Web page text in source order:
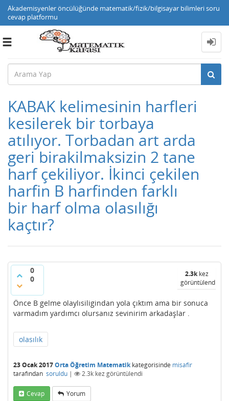
Akademisyenler öncülüğünde matematik/fizik/bilgisayar bilimleri soru
cevap platformu
Toggle
KABAK kelimesinin harfleri
kesilerek bir torbaya
atılıyor. Torbadan art arda
geri birakilmaksizin 2 tane
harf çekiliyor. İkinci çekilen
harfin B harfinden farklı
bir harf olma olasılığı
kaçtır?
0
0
2.3kkez
görüntülendi
Önce B gelme olaylısiligindan yola çıktım ama bir sonuca
varmadım yardımcı olursanız sevinirim arkadaşlar .
olasılık
23 Ocak 2017Orta Öğretim Matematikkategorisinde misafir
tarafından soruldu | 2.3k kez görüntülendi
Cevap Yorum